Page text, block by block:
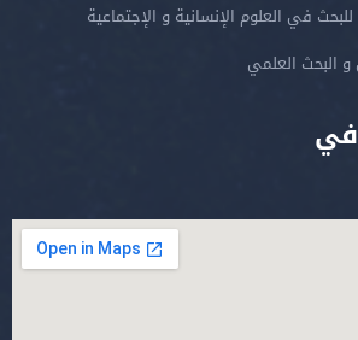
في العلوم الإنسانية و الإجتماعية
و البحث العلمي